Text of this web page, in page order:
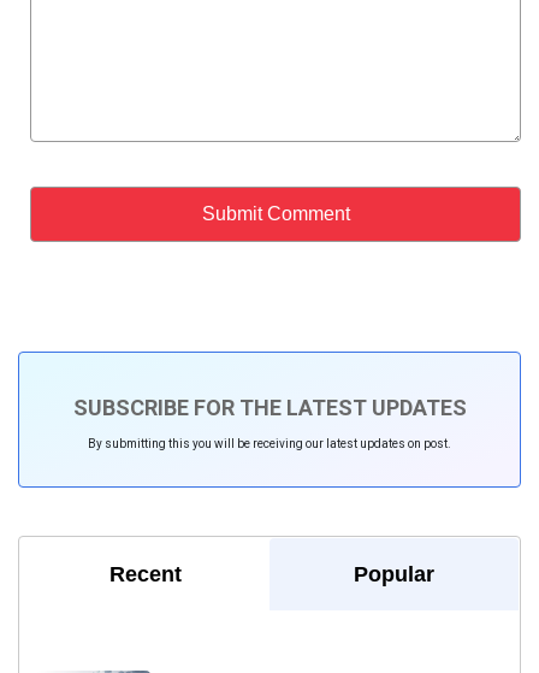
SUBSCRIBE FOR THE LATEST UPDATES
By submitting this you will be receiving our latest updates on post.
Recent Popular